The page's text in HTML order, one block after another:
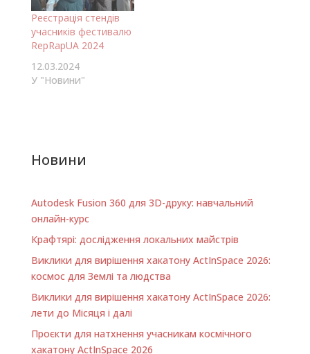
Реєстрація стендів
учасників фестивалю
RepRapUA 2024
12.03.2024
У "Новини"
Новини
Autodesk Fusion 360 для 3D-друку: навчальний
онлайн-курс
Крафтярі: дослідження локальних майстрів
Виклики для вирішення хакатону ActInSpace 2026:
космос для Землі та людства
Виклики для вирішення хакатону ActInSpace 2026:
лети до Місяця і далі
Проєкти для натхнення учасникам космічного
хакатону ActInSpace 2026